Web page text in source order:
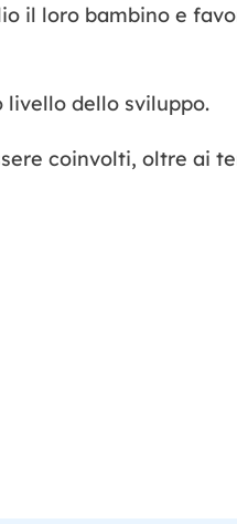
il loro bambino e
livello dello sviluppo.
coinvolti, oltre ai